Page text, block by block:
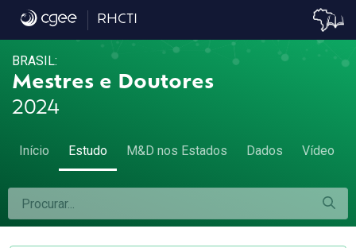
7.3 Remuneração por nota ou conceito
RHCTI
BRASIL:
Mestres e Doutores
2024
Início Estudo M&D nos Estados Dados Vídeo